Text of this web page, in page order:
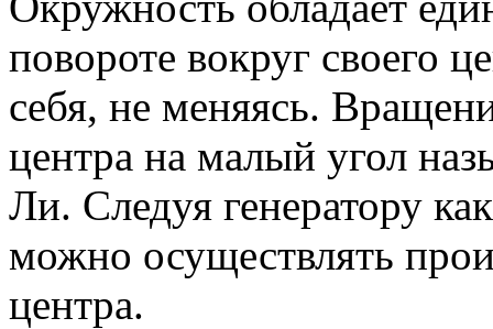
повороте вокруг своего
себя, не меняясь.
центра на малый угол
Ли. Следуя генератору
можно осуществлять
центра.